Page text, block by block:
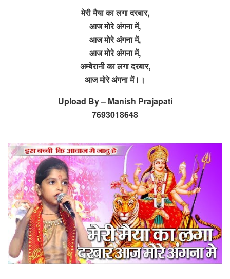
मेरी मैया का लगा दरबार,
आज मोरे अंगना में,
आज मोरे अंगना में,
आज मोरे अंगना में,
अम्बेरानी का लगा दरबार,
आज मोरे अंगना में।।
Upload By – Manish Prajapati
7693018648